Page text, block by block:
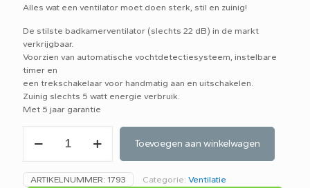
Alles wat een ventilator moet doen sterk, stil en zuinig!
De stilste badkamerventilator (slechts 22 dB) in de markt
verkrijgbaar.
Voorzien van automatische vochtdetectiesysteem, instelbare
timer en
een trekschakelaar voor handmatig aan en uitschakelen.
Zuinig slechts 5 watt energie verbruik.
Met 5 jaar garantie
Intellivent
wit
197206
Toevoegen aan winkelwagen
ARTIKELNUMMER: 1793 Categorie: Ventilatie